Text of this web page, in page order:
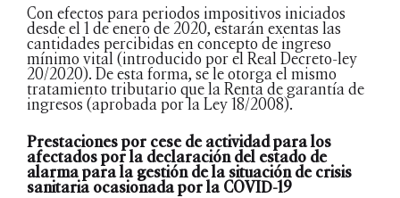
Con efectos para periodos impositivos iniciados
desde el 1 de enero de 2020, estarán exentas las
cantidades percibidas en concepto de ingreso
mínimo vital (introducido por el Real Decreto-ley
20/2020). De esta forma, se le otorga el mismo
tratamiento tributario que la Renta de garantía de
ingresos (aprobada por la Ley 18/2008).
Prestaciones por cese de actividad para los
afectados por la declaración del estado de
alarma para la gestión de la situación de crisis
sanitaria ocasionada por la COVID-19